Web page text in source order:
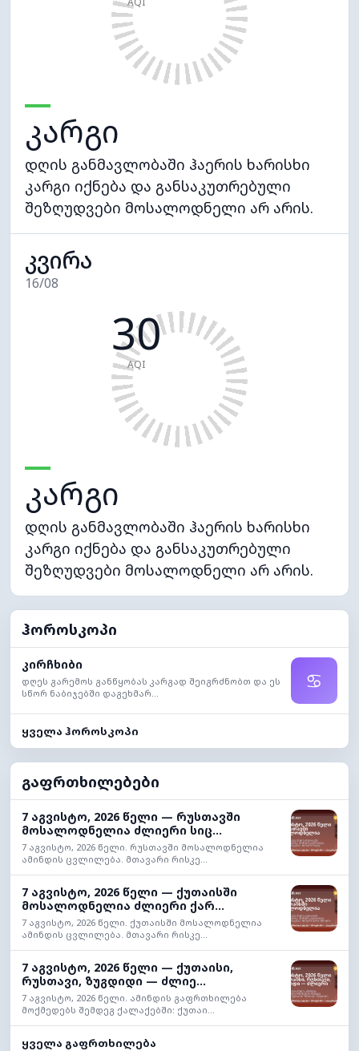
კარგი
დღის განმავლობაში ჰაერის ხარისხი
კარგი იქნება და განსაკუთრებული
შეზღუდვები მოსალოდნელი არ არის.
კვირა
16/08
30
AQI
კარგი
დღის განმავლობაში ჰაერის ხარისხი
კარგი იქნება და განსაკუთრებული
შეზღუდვები მოსალოდნელი არ არის.
ჰოროსკოპი
კირჩხიბი
დღეს გარემოს განწყობას კარგად შეიგრძნობთ და ეს
სწორ ნაბიჯებში დაგეხმარ...
♋
ყველა ჰოროსკოპი
გაფრთხილებები
7 აგვისტო, 2026 წელი — რუსთავში
მოსალოდნელია ძლიერი სიც...
7 აგვისტო, 2026 წელი. რუსთავში მოსალოდნელია
ამინდის ცვლილება. მთავარი რისკე...
7 აგვისტო, 2026 წელი — ქუთაისში
მოსალოდნელია ძლიერი ქარ...
7 აგვისტო, 2026 წელი. ქუთაისში მოსალოდნელია
ამინდის ცვლილება. მთავარი რისკე...
7 აგვისტო, 2026 წელი — ქუთაისი,
რუსთავი, ზუგდიდი — ძლიე...
7 აგვისტო, 2026 წელი. ამინდის გაფრთხილება
მოქმედებს შემდეგ ქალაქებში: ქუთაი...
ყველა გაფრთხილება